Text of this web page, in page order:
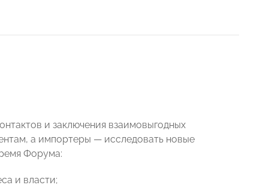
и заключения взаимовыгодных
а импортеры — исследовать новые
Форума:
и власти;